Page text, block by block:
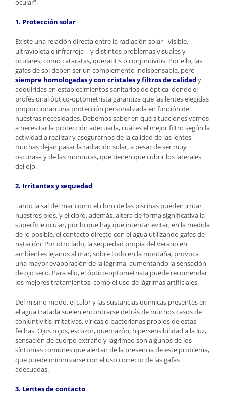
ocular”.
1. Protección solar
Existe una relación directa entre la radiación solar –visible,
ultravioleta e infrarroja–, y distintos problemas visuales y
oculares, como cataratas, queratitis o conjuntivitis. Por ello, las
gafas de sol deben ser un complemento indispensable, pero
siempre homologadas y con cristales y filtros de calidady
adquiridas en establecimientos sanitarios de óptica, donde el
profesional óptico-optometrista garantiza que las lentes elegidas
proporcionan una protección personalizada en función de
nuestras necesidades. Debemos saber en qué situaciones vamos
a necesitar la protección adecuada, cuál es el mejor filtro según la
actividad a realizar y asegurarnos de la calidad de las lentes –
muchas dejan pasar la radiación solar, a pesar de ser muy
oscuras– y de las monturas, que tienen que cubrir los laterales
del ojo.
2. Irritantes y sequedad
Tanto la sal del mar como el cloro de las piscinas pueden irritar
nuestros ojos, y el cloro, además, altera de forma significativa la
superficie ocular, por lo que hay que intentar evitar, en la medida
de lo posible, el contacto directo con el agua utilizando gafas de
natación. Por otro lado, la sequedad propia del verano en
ambientes lejanos al mar, sobre todo en la montaña, provoca
una mayor evaporación de la lágrima, aumentando la sensación
de ojo seco. Para ello, el óptico-optometrista puede recomendar
los mejores tratamientos, como el uso de lágrimas artificiales.
Del mismo modo, el calor y las sustancias químicas presentes en
el agua tratada suelen encontrarse detrás de muchos casos de
conjuntivitis irritativas, víricas o bacterianas propios de estas
fechas. Ojos rojos, escozor, quemazón, hipersensibilidad a la luz,
sensación de cuerpo extraño y lagrimeo son algunos de los
síntomas comunes que alertan de la presencia de este problema,
que puede minimizarse con el uso correcto de las gafas
adecuadas.
3. Lentes de contacto